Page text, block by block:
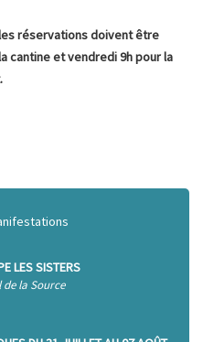
réservations doivent être
cantine et vendredi 9h pour la
LES SISTERS
la Source